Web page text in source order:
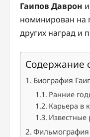
Гаипов Даврон
номинирован на
других наград и
Содержание
Биография
Ранние
Карьера в
Известные
Фильмография